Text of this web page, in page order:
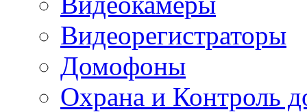
Видеорегистраторы
Домофоны
Охрана и Контроль